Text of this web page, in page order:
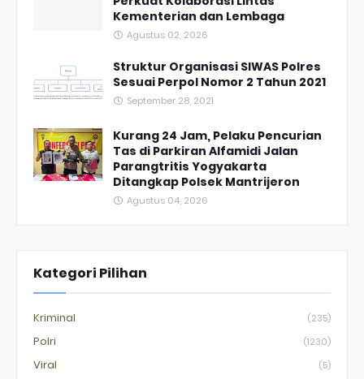
Kementerian dan Lembaga
Agustus 02, 2026
Struktur Organisasi SIWAS Polres
Sesuai Perpol Nomor 2 Tahun 2021
September 28, 2021
Kurang 24 Jam, Pelaku Pencurian
Tas di Parkiran Alfamidi Jalan
Parangtritis Yogyakarta
Ditangkap Polsek Mantrijeron
Agustus 04, 2026
Kategori Pilihan
Kriminal (235)
Polri (1230)
Viral (5)